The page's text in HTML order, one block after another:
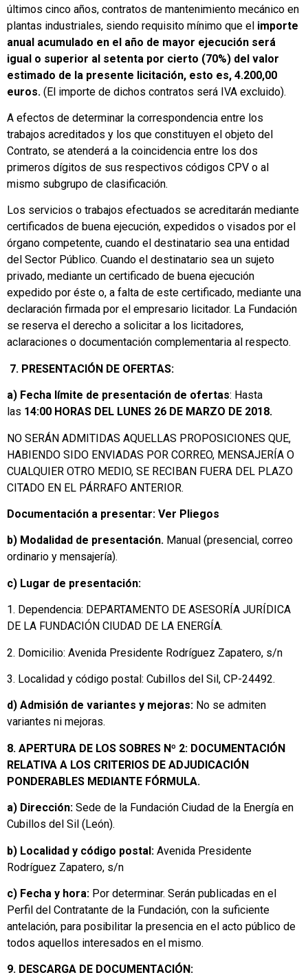
últimos cinco años, contratos de mantenimiento mecánico en
plantas industriales, siendo requisito mínimo que el importe
anual acumulado en el año de mayor ejecución será
igual o superior al setenta por cierto (70%) del valor
estimado de la presente licitación, esto es, 4.200,00
euros. (El importe de dichos contratos será IVA excluido).
A efectos de determinar la correspondencia entre los
trabajos acreditados y los que constituyen el objeto del
Contrato, se atenderá a la coincidencia entre los dos
primeros dígitos de sus respectivos códigos CPV o al
mismo subgrupo de clasificación.
Los servicios o trabajos efectuados se acreditarán mediante
certificados de buena ejecución, expedidos o visados por el
órgano competente, cuando el destinatario sea una entidad
del Sector Público. Cuando el destinatario sea un sujeto
privado, mediante un certificado de buena ejecución
expedido por éste o, a falta de este certificado, mediante una
declaración firmada por el empresario licitador. La Fundación
se reserva el derecho a solicitar a los licitadores,
aclaraciones o documentación complementaria al respecto.
7. PRESENTACIÓN DE OFERTAS:
a) Fecha límite de presentación de ofertas: Hasta
las 14:00 HORAS DEL LUNES 26 DE MARZO DE 2018.
NO SERÁN ADMITIDAS AQUELLAS PROPOSICIONES QUE,
HABIENDO SIDO ENVIADAS POR CORREO, MENSAJERÍA O
CUALQUIER OTRO MEDIO, SE RECIBAN FUERA DEL PLAZO
CITADO EN EL PÁRRAFO ANTERIOR.
Documentación a presentar: Ver Pliegos
b) Modalidad de presentación. Manual (presencial, correo
ordinario y mensajería).
c) Lugar de presentación:
1. Dependencia: DEPARTAMENTO DE ASESORÍA JURÍDICA
DE LA FUNDACIÓN CIUDAD DE LA ENERGÍA.
2. Domicilio: Avenida Presidente Rodríguez Zapatero, s/n
3. Localidad y código postal: Cubillos del Sil, CP-24492.
d) Admisión de variantes y mejoras: No se admiten
variantes ni mejoras.
8. APERTURA DE LOS SOBRES Nº 2: DOCUMENTACIÓN
RELATIVA A LOS CRITERIOS DE ADJUDICACIÓN
PONDERABLES MEDIANTE FÓRMULA.
a) Dirección: Sede de la Fundación Ciudad de la Energía en
Cubillos del Sil (León).
b) Localidad y código postal: Avenida Presidente
Rodríguez Zapatero, s/n
c) Fecha y hora: Por determinar. Serán publicadas en el
Perfil del Contratante de la Fundación, con la suficiente
antelación, para posibilitar la presencia en el acto público de
todos aquellos interesados en el mismo.
9. DESCARGA DE DOCUMENTACIÓN: